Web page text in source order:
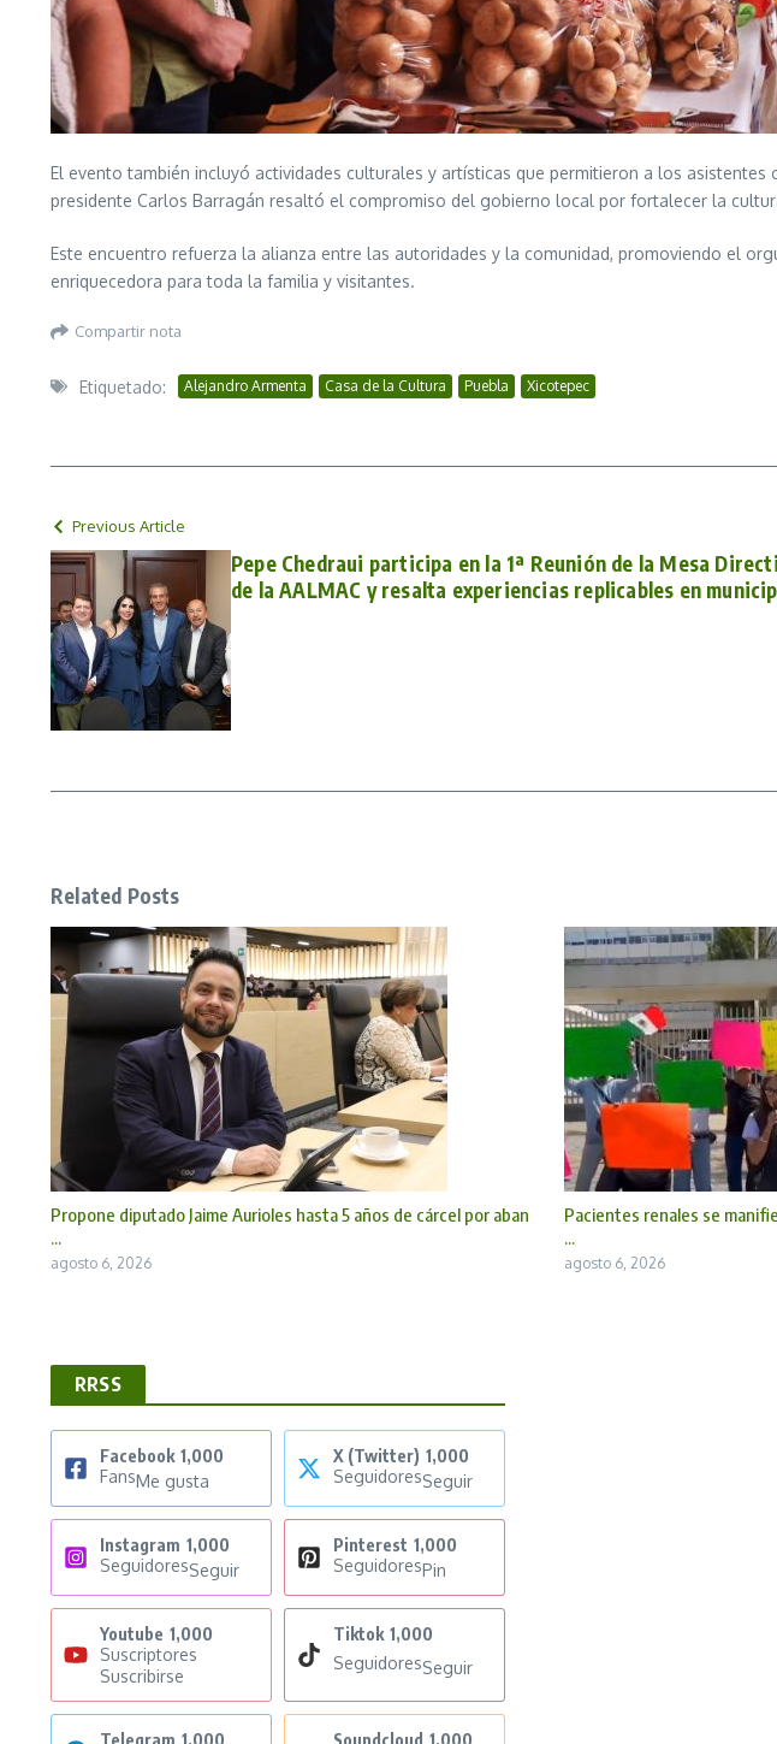
El evento también incluyó actividades culturales y artísticas que permitieron a los
presidente Carlos Barragán resaltó el compromiso del gobierno local por fortalecer la
Este encuentro refuerza la alianza entre las autoridades y la comunidad, promoviendo el
enriquecedora para toda la familia y visitantes.
Compartir nota
Etiquetado: Alejandro Armenta Casa de la Cultura Puebla Xicotepec
Previous Article
Pepe Chedraui participa en la 1ª Reunión de la Mesa
de la AALMAC y resalta experiencias replicables en
Related Posts
Propone diputado Jaime Aurioles hasta 5 años de cárcel por aban
agosto 6, 2026
Pacientes renales se
agosto 6, 2026
RRSS
Facebook 1,000
FansMe gusta
X (Twitter) 1,000
SeguidoresSeguir
Instagram 1,000
SeguidoresSeguir
Pinterest 1,000
SeguidoresPin
Youtube 1,000
Suscriptores
Suscribirse
Tiktok 1,000
SeguidoresSeguir
Telegram 1,000 Soundcloud 1,000